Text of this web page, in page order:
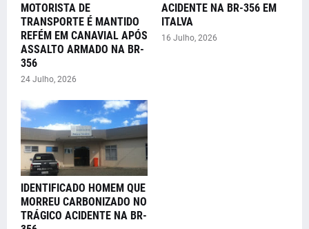
MOTORISTA DE
TRANSPORTE É MANTIDO
REFÉM EM CANAVIAL APÓS
ASSALTO ARMADO NA BR-
356
24 Julho, 2026
ACIDENTE NA BR-356 EM
ITALVA
16 Julho, 2026
IDENTIFICADO HOMEM QUE
MORREU CARBONIZADO NO
TRÁGICO ACIDENTE NA BR-